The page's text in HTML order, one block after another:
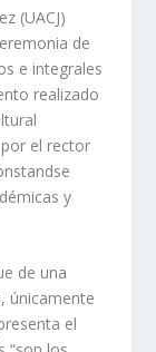
(UACJ)
de
e integrales
realizado
el rector
y
de una
únicamente
el